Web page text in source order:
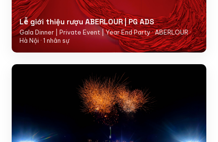
Lễ giới thiệu rượu ABERLOUR | PG ADS
Gala Dinner | Private Event | Year End Party · ABERLOUR ·
Hà Nội · 1 nhân sự